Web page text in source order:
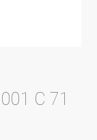
C 71